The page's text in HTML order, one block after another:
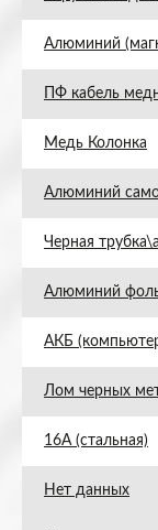
Алюминий
ПФ кабель
Медь Колонка
Алюминий
Черная
Алюминий
АКБ
Лом черных
16А (стальная)
Нет данных